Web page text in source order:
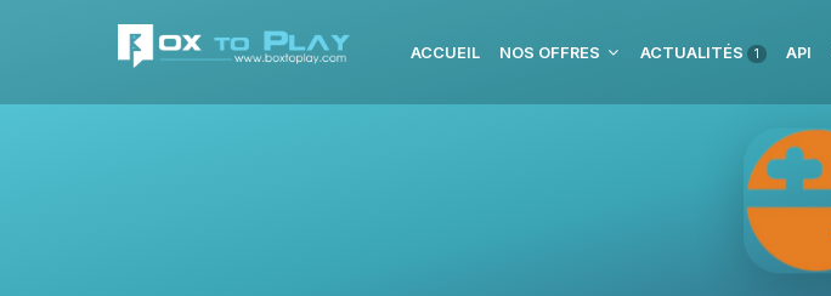
ACCUEIL NOS OFFRES ACTUALITÉS 1 API